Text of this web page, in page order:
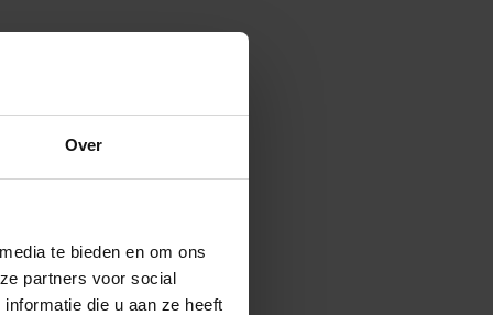
Over
te bieden en om ons
partners voor social
die u aan ze heeft